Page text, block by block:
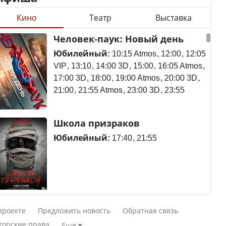
ли представлены
регионов в
төменгі жалақы,
экология: жеті
сайлаушылармен
талқылап жатыр?
зарплата,
говорят с
Станет ли
метапневмовирус
эпидемией, рассказали в
ВОЗ
потерпел крушение в
Южной Корее, погибли
120 человек
Актау: Путин принес
Кино Театр Выставка
Человек-паук: Новый день
Юбилейный: 10:15 Atmos 12:00 12:05
VIP 13:10 14:00 3D 15:00 16:05 Atmos
17:00 3D 18:00 19:00 Atmos 20:00 3D
21:00 21:55 Atmos 23:00 3D 23:55
Школа призраков
Юбилейный: 17:40 21:55
Смешарики сквозь вселенные
Юбилейный:
Предложить новость
Обратная связь